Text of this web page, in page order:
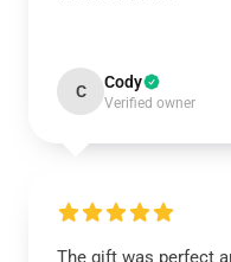
C Cody
Verified owner
The gift was perfect